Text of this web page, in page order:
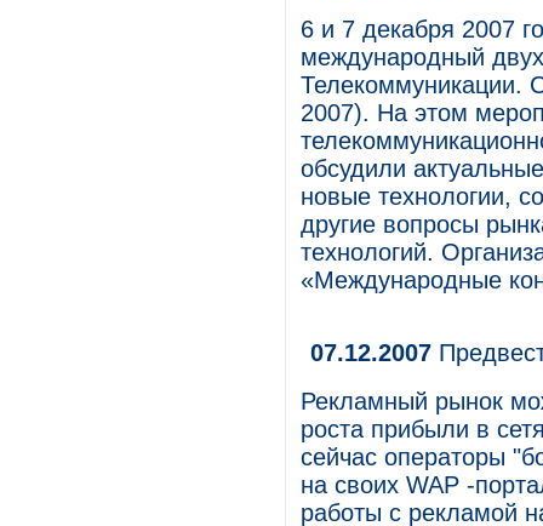
6 и 7 декабря 2007
международный
Телекоммуникации.
2007). На этом
обсудили
новые технологии,
другие вопросы
технологий.
«Международные
07.12.2007
Рекламный рынок
роста прибыли в
сейчас операторы
на своих WAP -
работы с рекламой